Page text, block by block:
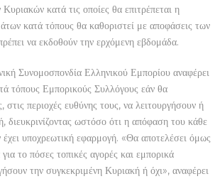
κατά τις οποίες θα επιτρέπεται η
κατά τόπους θα καθοριστεί με αποφάσεις των
να εκδοθούν την ερχόμενη εβδομάδα.
Συνομοσπονδία Ελληνικού Εμπορίου αναφέρει
τόπους Εμπορικούς Συλλόγους εάν θα
περιοχές ευθύνης τους, να λειτουργήσουν ή
διευκρινίζοντας ωστόσο ότι η απόφαση του κάθε
υποχρεωτική εφαρμογή. «Θα αποτελέσει όμως
το πόσες τοπικές αγορές και εμπορικά
την συγκεκριμένη Κυριακή ή όχι», αναφέρει